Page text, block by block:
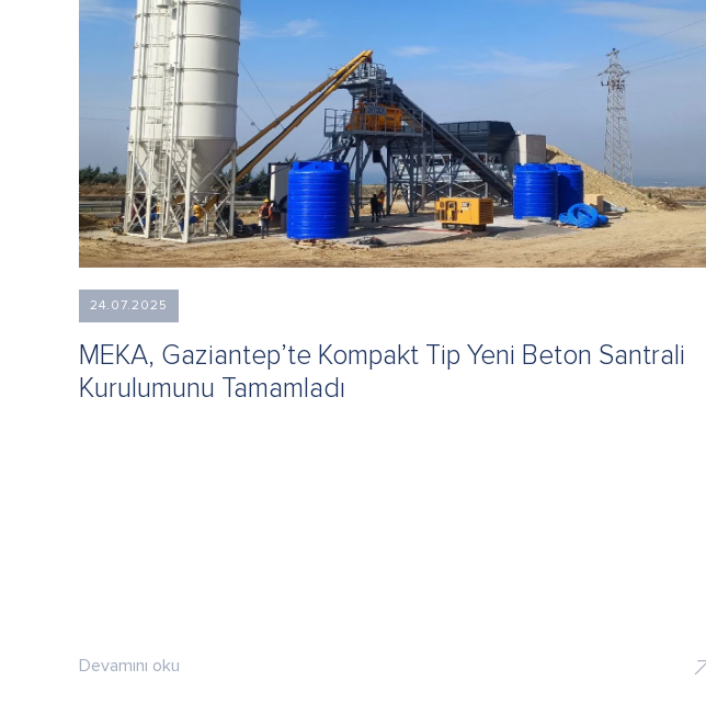
24.07.2025
MEKA, Gaziantep’te Kompakt Tip Yeni Beton Santrali
Kurulumunu Tamamladı
Devamını oku